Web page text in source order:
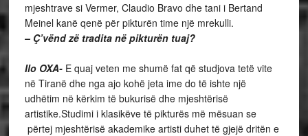
mjeshtrave si Vermer, Claudio Bravo dhe tani i Bertand
Meinel kanë qenë për pikturën time një mrekulli.
– Ç’vënd zë tradita në pikturën tuaj?
Ilo OXA-E quaj veten me shumë fat që studjova tetë vite
në Tiranë dhe nga ajo kohë jeta ime do të ishte një
udhëtim në kërkim të bukurisë dhe mjeshtërisë
artistike.Studimi i klasikëve të pikturës më mësuan se
përtej mjeshtërisë akademike artisti duhet të gjejë dritën e